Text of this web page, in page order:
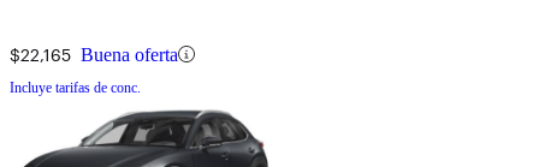
$22,165 Buena oferta
Incluye tarifas de conc.